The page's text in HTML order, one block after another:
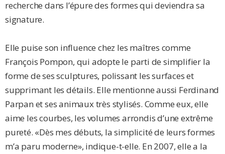
recherche dans l’épure des formes qui deviendra sa
signature.
Elle puise son influence chez les maîtres comme
François Pompon, qui adopte le parti de simplifier la
forme de ses sculptures, polissant les surfaces et
supprimant les détails. Elle mentionne aussi Ferdinand
Parpan et ses animaux très stylisés. Comme eux, elle
aime les courbes, les volumes arrondis d’une extrême
pureté. «Dès mes débuts, la simplicité de leurs formes
m’a paru moderne», indique-t-elle. En 2007, elle a la